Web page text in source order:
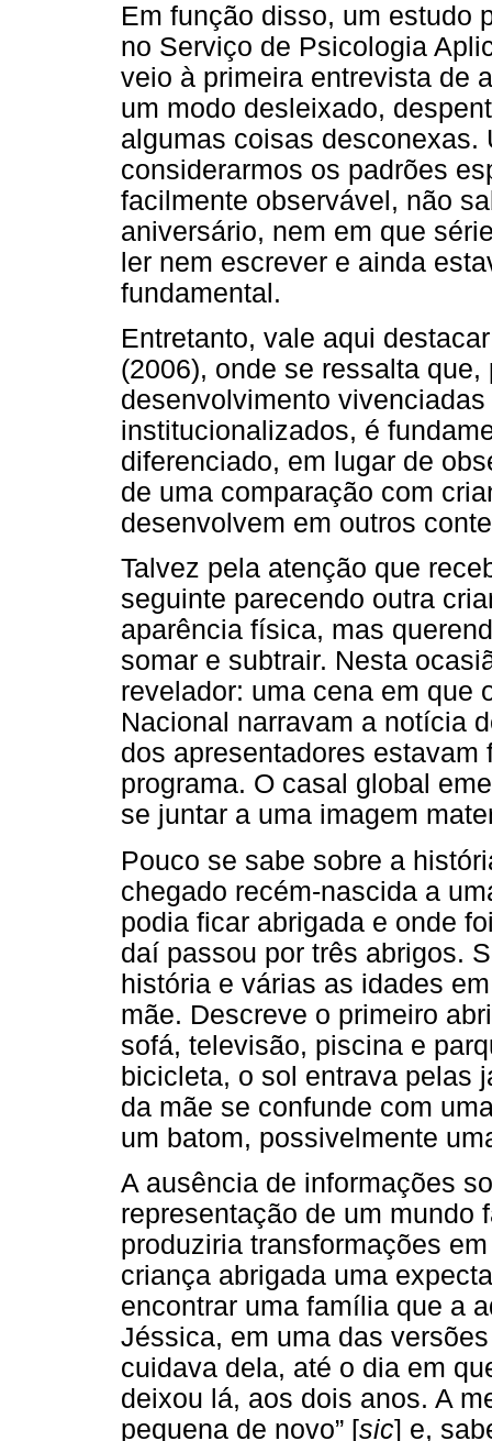
Em função disso, um estudo
no Serviço de Psicologia
veio à primeira entrevista de
um modo desleixado,
algumas coisas
considerarmos os padrões
facilmente observável, não
aniversário, nem em que
ler nem escrever e ainda
fundamental.
Entretanto, vale aqui
(2006), onde se ressalta
desenvolvimento
institucionalizados, é
diferenciado, em lugar de
de uma comparação com
desenvolvem em outros
Talvez pela atenção que
seguinte parecendo outra
aparência física, mas
somar e subtrair. Nesta
revelador: uma cena em que
Nacional narravam a notícia
dos apresentadores
programa. O casal global
se juntar a uma imagem
Pouco se sabe sobre a
chegado recém-nascida a
podia ficar abrigada e onde
daí passou por três abrigos.
história e várias as idades
mãe. Descreve o primeiro
sofá, televisão, piscina e
bicicleta, o sol entrava pelas
da mãe se confunde com
um batom, possivelmente
A ausência de informações
representação de um mundo
produziria transformações
criança abrigada uma
encontrar uma família que a
Jéssica, em uma das
cuidava dela, até o dia em
deixou lá, aos dois anos. A
pequena de novo” [sic] e,